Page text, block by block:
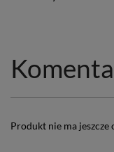
Produkt nie ma jeszcze